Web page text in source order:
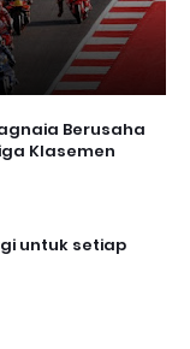
Berusaha
Klasemen
untuk setiap